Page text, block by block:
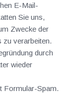
E-Mail-
Sie uns,
Zwecke der
zu verarbeiten.
durch
wieder
Formular-Spam.